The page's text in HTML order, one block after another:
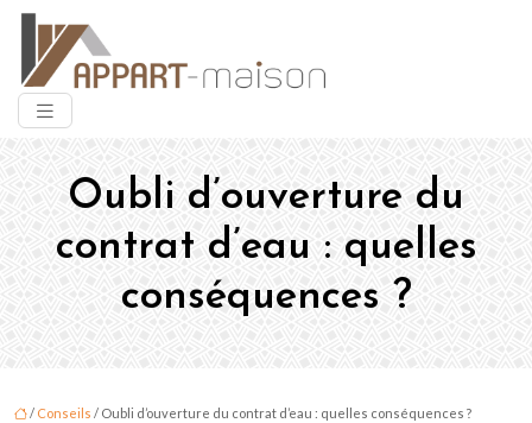
Oubli d’ouverture du
contrat d’eau : quelles
conséquences ?
/ Conseils / Oubli d’ouverture du contrat d’eau : quelles conséquences ?